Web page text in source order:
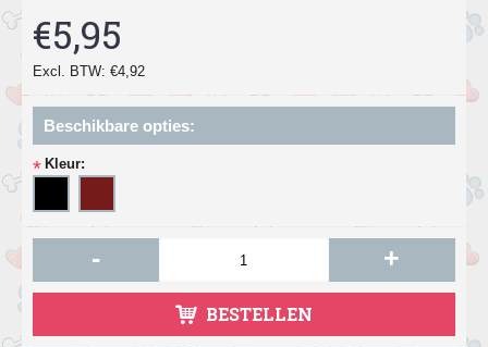
€5,95
Excl. BTW: €4,92
Beschikbare opties:
* Kleur:
- +
BESTELLEN